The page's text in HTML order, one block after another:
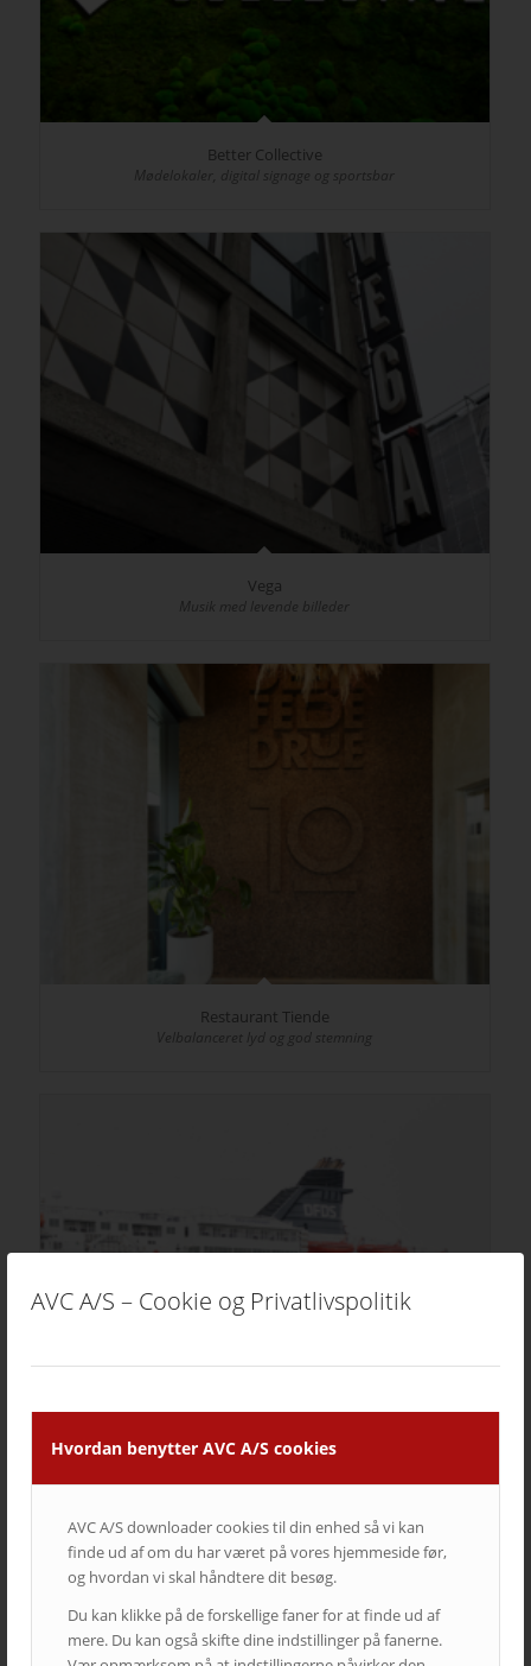
AVC A/S – Cookie og Privatlivspolitik
Hvordan benytter AVC A/S cookies
AVC A/S downloader cookies til din enhed så vi kan
finde ud af om du har været på vores hjemmeside før,
og hvordan vi skal håndtere dit besøg.
Du kan klikke på de forskellige faner for at finde ud af
mere. Du kan også skifte dine indstillinger på fanerne.
Better Collective
Mødelokaler, digital signage og sportsbar
Vega
Musik med levende billeder
Restaurant Tiende
Velbalanceret lyd og god stemning
DFDS